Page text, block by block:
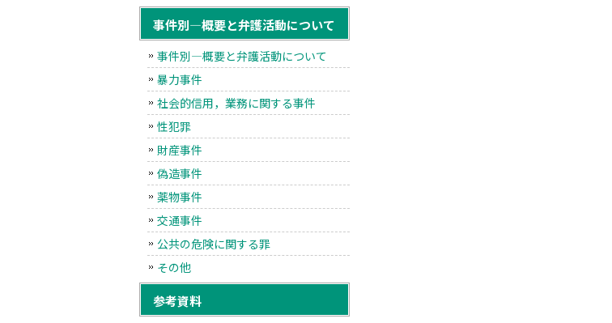
事件別―概要と弁護活動について
事件別―概要と弁護活動について
暴力事件
社会的信用，業務に関する事件
性犯罪
財産事件
偽造事件
薬物事件
交通事件
公共の危険に関する罪
その他
参考資料